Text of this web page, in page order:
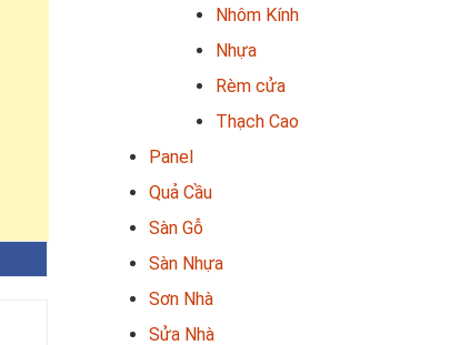
Nhôm Kính
Nhựa
Rèm cửa
Thạch Cao
Panel
Quả Cầu
Sàn Gỗ
Sàn Nhựa
Sơn Nhà
Sửa Nhà